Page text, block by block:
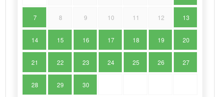
7 8 9 10 11 12 13
14 15 16 17 18 19 20
21 22 23 24 25 26 27
28 29 30